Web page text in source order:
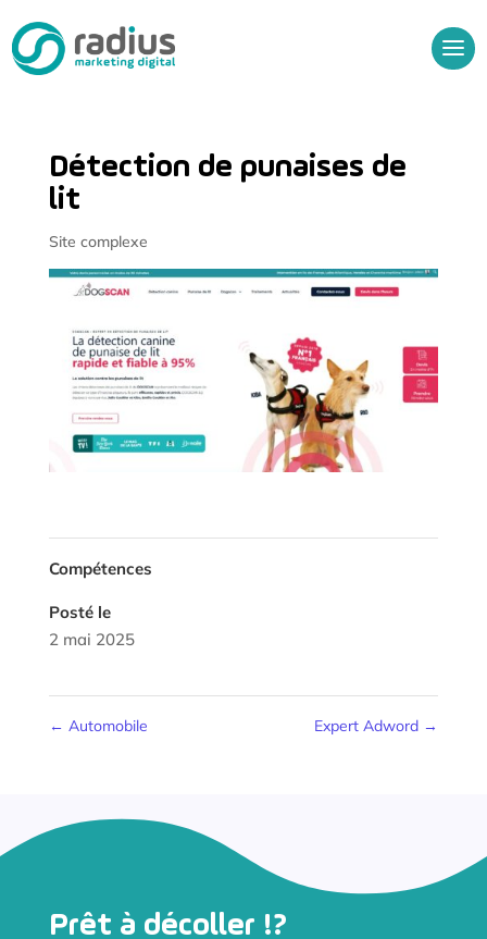
Audit Gratuit
Détection de punaises de
lit
Site complexe
Compétences
Posté le
2 mai 2025
← Automobile Expert Adword →
Prêt à décoller !?